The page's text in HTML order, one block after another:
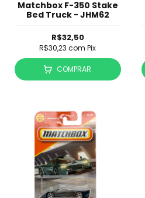
Matchbox F-350 Stake
Bed Truck - JHM62
R$32,50
R$30,23com Pix
COMPRAR